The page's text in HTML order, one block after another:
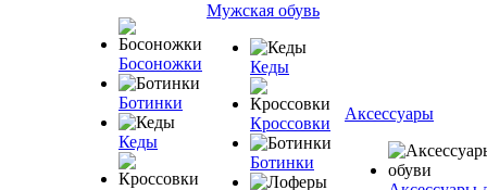
Босоножки
Ботинки
Кеды
Мужская обувь
Кеды
Кроссовки
Ботинки
Аксессуары